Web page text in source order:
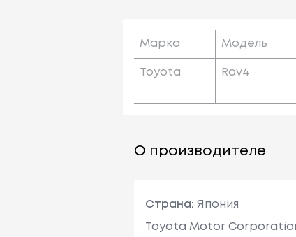
Марка Модель
Toyota Rav4
О производителе
Страна: Япония
Toyota Motor